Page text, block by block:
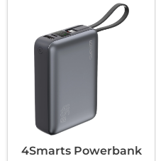
4Smarts Powerbank